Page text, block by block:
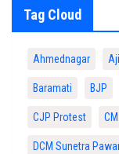
Tag Cloud
Ahmednagar
Baramati BJP
CJP Protest
DCM Sunetra